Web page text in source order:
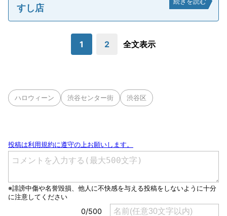
すし店
1 2 全文表示
ハロウィーン 渋谷センター街 渋谷区